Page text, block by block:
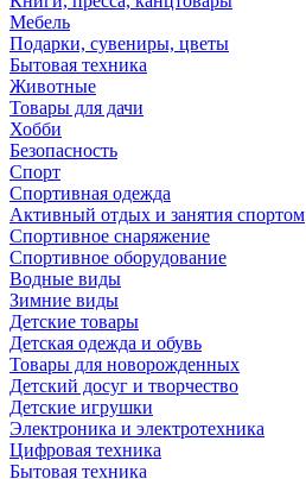
Мебель
Подарки, сувениры, цветы
Бытовая техника
Животные
Товары для дачи
Хобби
Безопасность
Спорт
Спортивная одежда
Активный отдых и занятия спортом
Спортивное снаряжение
Спортивное оборудование
Водные виды
Зимние виды
Детские товары
Детская одежда и обувь
Товары для новорожденных
Детский досуг и творчество
Детские игрушки
Электроника и электротехника
Цифровая техника
Бытовая техника